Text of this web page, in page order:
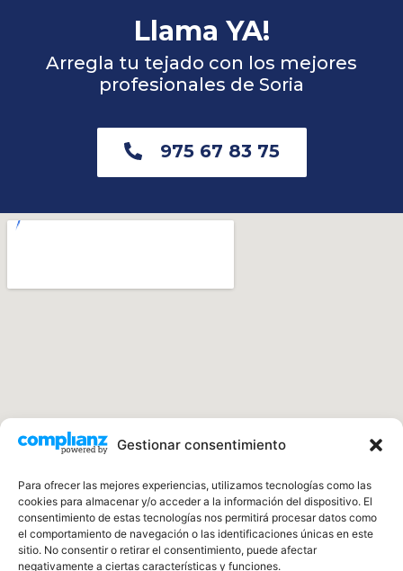
Gestionar consentimiento
Para ofrecer las mejores experiencias, utilizamos tecnologías como las
cookies para almacenar y/o acceder a la información del dispositivo. El
consentimiento de estas tecnologías nos permitirá procesar datos como
el comportamiento de navegación o las identificaciones únicas en este
sitio. No consentir o retirar el consentimiento, puede afectar
negativamente a ciertas características y funciones.
Llama YA!
Arregla tu tejado con los mejores
profesionales de Soria
975 67 83 75
Impermeabilización y